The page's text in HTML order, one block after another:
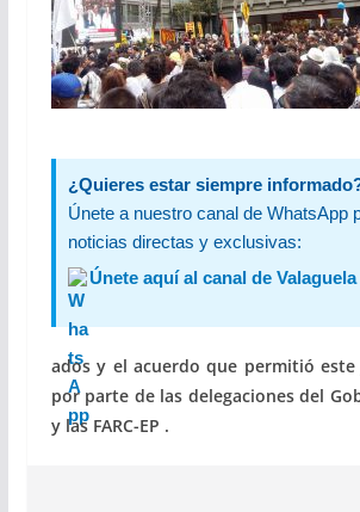
¿Quieres estar siempre
Únete a nuestro canal de WhatsApp
noticias directas y exclusivas:
Únete aquí al canal de Valaguela
ados y el acuerdo que permitió este
por parte de las delegaciones del
y las FARC-EP .